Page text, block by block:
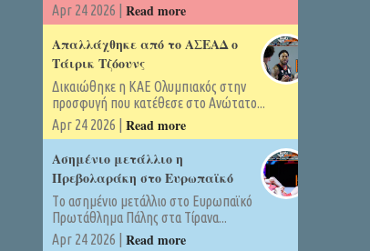
Apr 24 2026 | Read more
Απαλλάχθηκε από το ΑΣΕΑΔ ο
Τάιρικ Τζόουνς
Δικαιώθηκε η ΚΑΕ Ολυμπιακός στην
προσφυγή που κατέθεσε στο Ανώτατο...
Apr 24 2026 | Read more
Ασημένιο μετάλλιο η
Πρεβολαράκη στο Ευρωπαϊκό
Tο ασημένιο μετάλλιο στο Ευρωπαϊκό
Πρωτάθλημα Πάλης στα Τίρανα...
Apr 24 2026 | Read more